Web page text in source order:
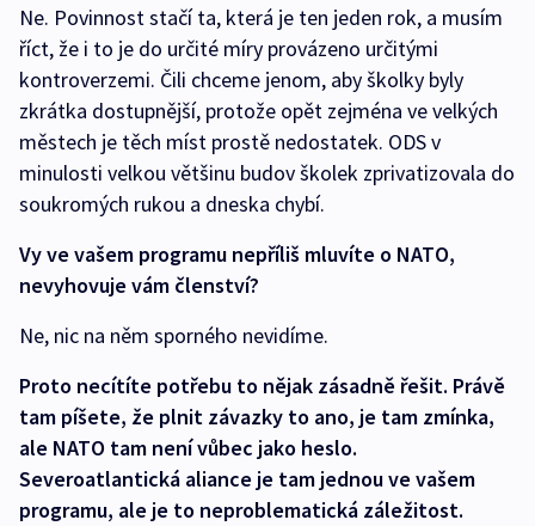
Ne. Povinnost stačí ta, která je ten jeden rok, a musím
říct, že i to je do určité míry provázeno určitými
kontroverzemi. Čili chceme jenom, aby školky byly
zkrátka dostupnější, protože opět zejména ve velkých
městech je těch míst prostě nedostatek. ODS v
minulosti velkou většinu budov školek zprivatizovala do
soukromých rukou a dneska chybí.
Vy ve vašem programu nepříliš mluvíte o NATO,
nevyhovuje vám členství?
Ne, nic na něm sporného nevidíme.
Proto necítíte potřebu to nějak zásadně řešit. Právě
tam píšete, že plnit závazky to ano, je tam zmínka,
ale NATO tam není vůbec jako heslo.
Severoatlantická aliance je tam jednou ve vašem
programu, ale je to neproblematická záležitost.